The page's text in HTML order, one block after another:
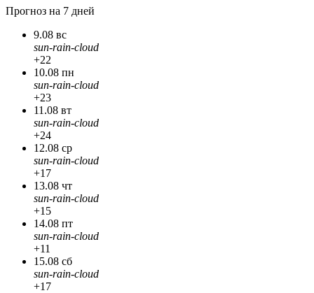
Прогноз на 7 дней
9.08 вс
sun-rain-cloud
+22
10.08 пн
sun-rain-cloud
+23
11.08 вт
sun-rain-cloud
+24
12.08 ср
sun-rain-cloud
+17
13.08 чт
sun-rain-cloud
+15
14.08 пт
sun-rain-cloud
+11
15.08 сб
sun-rain-cloud
+17